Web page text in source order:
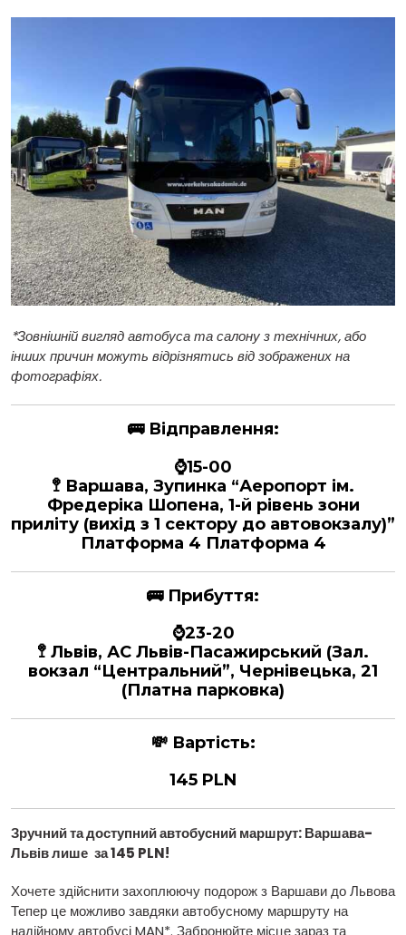
*Зовнішній вигляд автобуса та салону з технічних, або
інших причин можуть відрізнятись від зображених на
фотографіях.
🚌 Відправлення:
⌚15-00
🚏 Варшава, Зупинка “Аеропорт ім.
Фредеріка Шопена, 1-й рівень зони
приліту (вихід з 1 сектору до автовокзалу)”
Платформа 4 Платформа 4
🚌 Прибуття:
⌚23-20
🚏 Львів, АС Львів-Пасажирський (Зал.
вокзал “Центральний”, Чернівецька, 21
(Платна парковка)
💸 Вартість:
145 PLN
Зручний та доступний автобусний маршрут: Варшава-
Львів лише за 145 PLN!
Хочете здійснити захоплюючу подорож з Варшави до Львова
Тепер це можливо завдяки автобусному маршруту на
надійному автобусі MAN*. Забронюйте місце зараз та